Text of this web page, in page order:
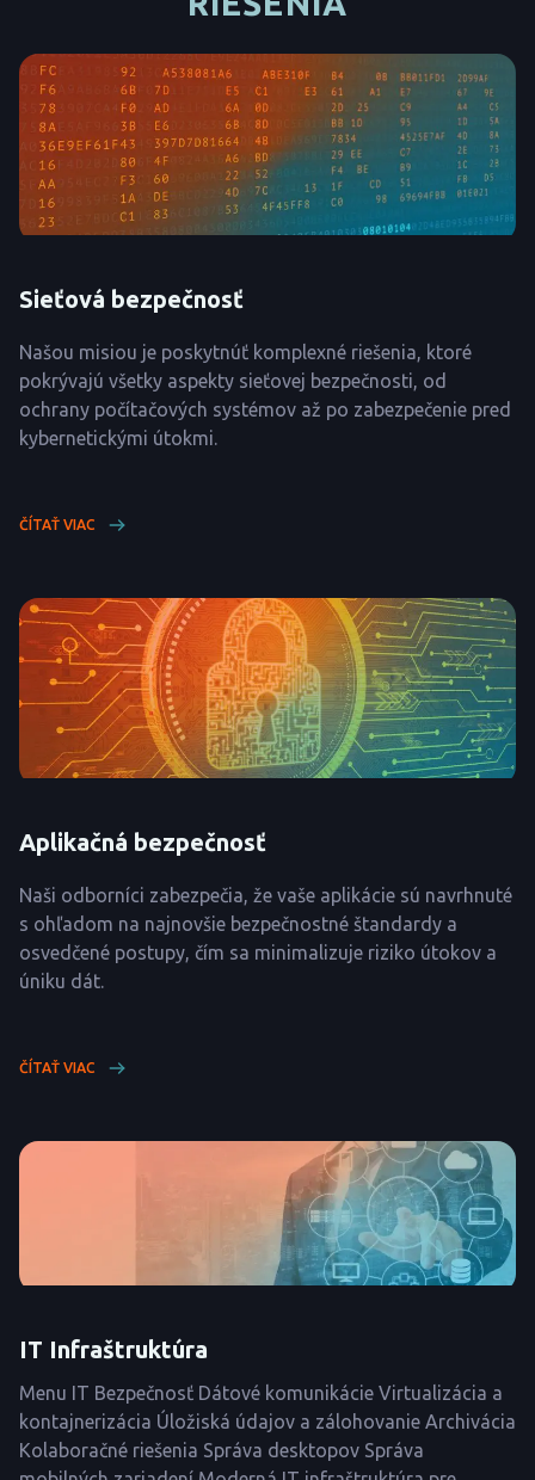
Sieťová bezpečnosť
Našou misiou je poskytnúť komplexné riešenia, ktoré
pokrývajú všetky aspekty sieťovej bezpečnosti, od
ochrany počítačových systémov až po zabezpečenie pred
kybernetickými útokmi.
ČÍTAŤ VIAC
Aplikačná bezpečnosť
Naši odborníci zabezpečia, že vaše aplikácie sú navrhnuté
s ohľadom na najnovšie bezpečnostné štandardy a
osvedčené postupy, čím sa minimalizuje riziko útokov a
úniku dát.
ČÍTAŤ VIAC
IT Infraštruktúra
Menu IT Bezpečnosť Dátové komunikácie Virtualizácia a
kontajnerizácia Úložiská údajov a zálohovanie Archivácia
Kolaboračné riešenia Správa desktopov Správa